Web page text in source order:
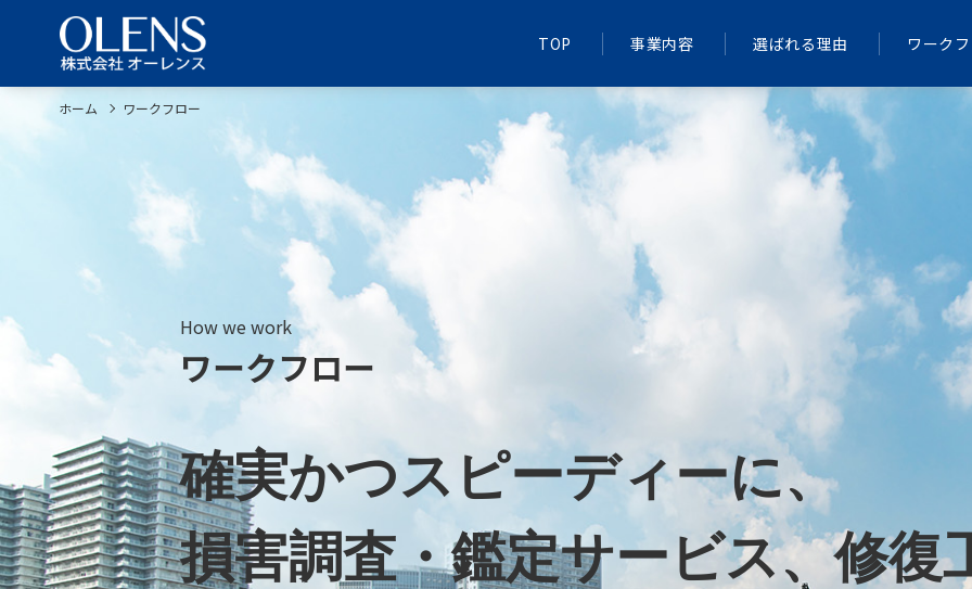
TOP 事業内容 選ばれる理由 ワーク
ホーム ワークフロー
How we work
ワークフロー
確実かつスピーディーに、
損害調査・鑑定サービス、修復